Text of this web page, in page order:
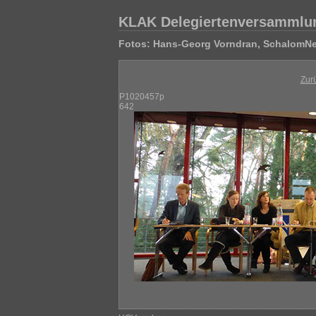
KLAK
Fotos: Hans-Georg Vorndran,
P1020457p
642